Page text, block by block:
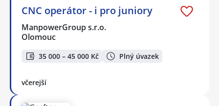
CNC operátor - i pro juniory
ManpowerGroup s.r.o.
Olomouc
35 000 – 45 000 Kč Plný úvazek
včerejší